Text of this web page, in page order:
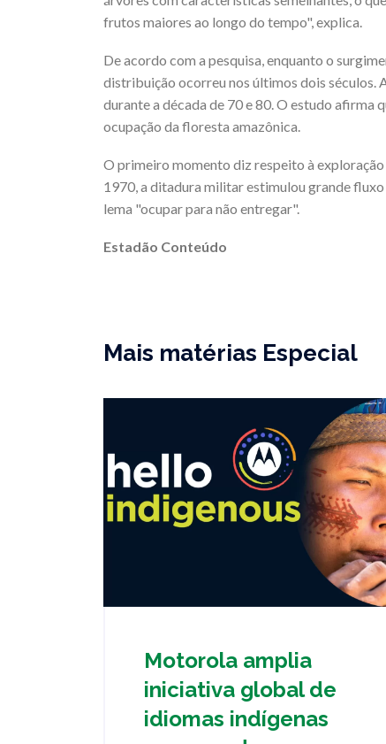
frutos maiores ao longo do tempo", explica.
De acordo com a pesquisa, enquanto o
distribuição ocorreu nos últimos dois séculos.
durante a década de 70 e 80. O estudo afirma
ocupação da floresta amazônica.
O primeiro momento diz respeito à
1970, a ditadura militar estimulou grande
lema "ocupar para não entregar".
Estadão Conteúdo
Mais matérias Especial
Motorola amplia
iniciativa global de
idiomas indígenas